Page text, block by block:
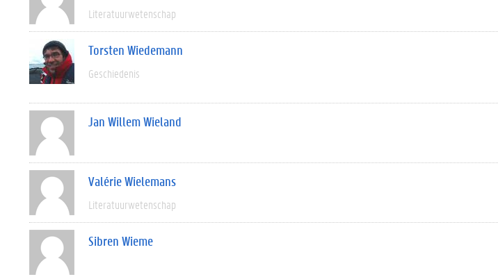
Literatuurwetenschap
Torsten Wiedemann
Geschiedenis
Jan Willem Wieland
Valérie Wielemans
Literatuurwetenschap
Sibren Wieme